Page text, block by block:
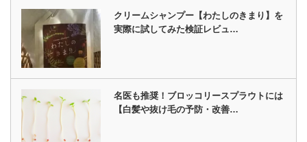
クリームシャンプー【わたしのきまり】を
実際に試してみた検証レビュ…
名医も推奨！ブロッコリースプラウトには
【白髪や抜け毛の予防・改善…